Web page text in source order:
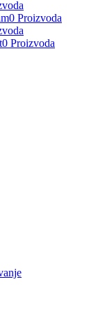
0 Proizvoda
0 Proizvoda